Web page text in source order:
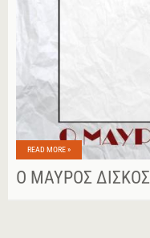
READ MORE »
Ο ΜΑΎΡΟΣ ΔΊΣΚΟΣ